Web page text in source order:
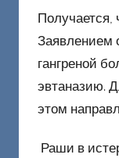
Получается,
Заявлением
гангреной
эвтаназию.
этом
Раши в